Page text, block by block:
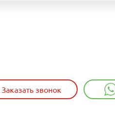
Заказать звонок